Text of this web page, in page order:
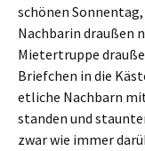
schönen
Nachbarin draußen
Mietertruppe
Briefchen in die
etliche Nachbarn
standen und
zwar wie immer